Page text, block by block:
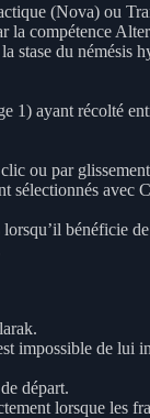
(Nova) ou
la compétence
stase du némésis
1) ayant récolté
ou par
sélectionnés avec
bénéficie
impossible de lui
départ.
lorsque les